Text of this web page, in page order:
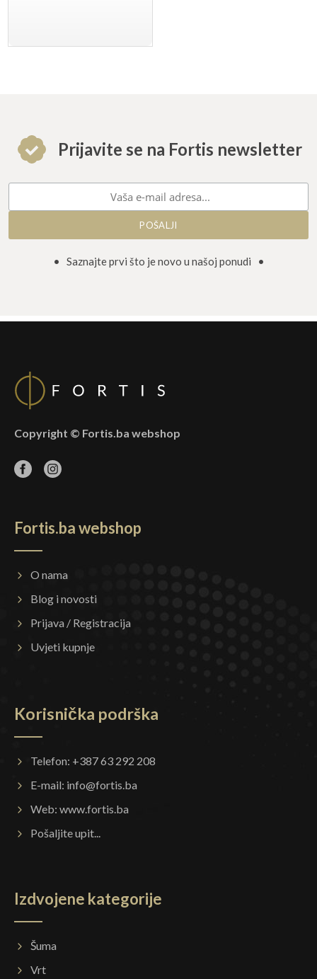
Prijavite se na Fortis newsletter
• Saznajte prvi što je novo u našoj ponudi •
Copyright © Fortis.ba webshop
Fortis.ba webshop
O nama
Blog i novosti
Prijava / Registracija
Uvjeti kupnje
Korisnička podrška
Telefon: +387 63 292 208
E-mail: info@fortis.ba
Web: www.fortis.ba
Pošaljite upit...
Izdvojene kategorije
Šuma
Vrt